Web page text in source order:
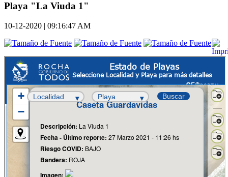
Playa "La Viuda 1"
10-12-2020 | 09:16:47 AM